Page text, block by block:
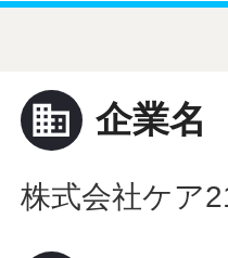
business 企業名
株式会社ケア